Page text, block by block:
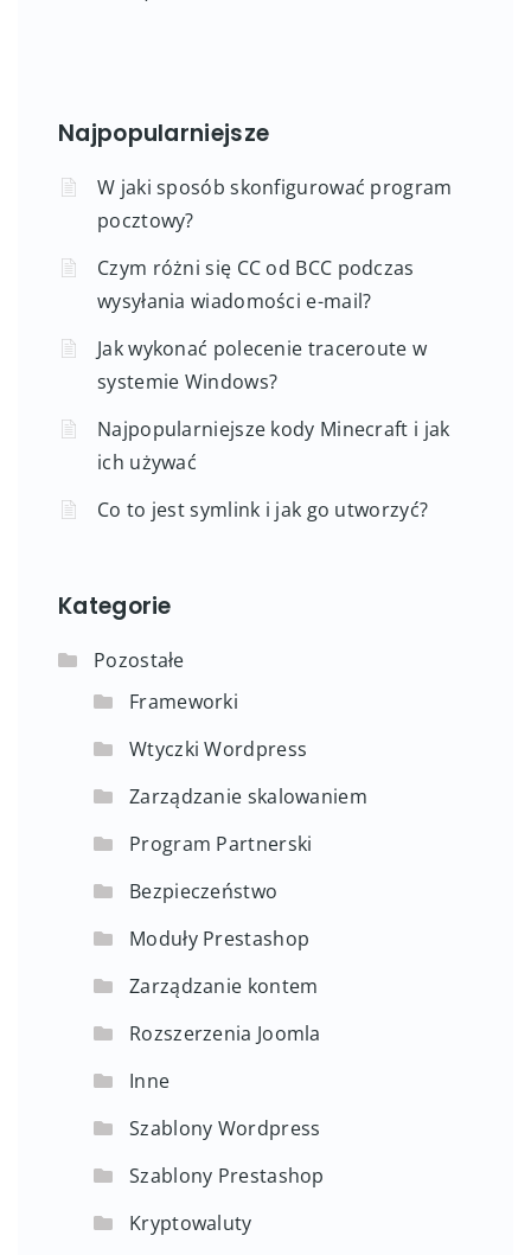
Najpopularniejsze
W jaki sposób skonfigurować program
pocztowy?
Czym różni się CC od BCC podczas
wysyłania wiadomości e-mail?
Jak wykonać polecenie traceroute w
systemie Windows?
Najpopularniejsze kody Minecraft i jak
ich używać
Co to jest symlink i jak go utworzyć?
Kategorie
Pozostałe
Frameworki
Wtyczki Wordpress
Zarządzanie skalowaniem
Program Partnerski
Bezpieczeństwo
Moduły Prestashop
Zarządzanie kontem
Rozszerzenia Joomla
Inne
Szablony Wordpress
Szablony Prestashop
Kryptowaluty